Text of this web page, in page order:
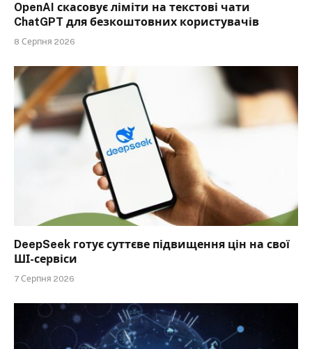
OpenAI скасовує ліміти на текстові чати
ChatGPT для безкоштовних користувачів
8 Серпня 2026
DeepSeek готує суттєве підвищення цін на свої
ШІ-сервіси
7 Серпня 2026